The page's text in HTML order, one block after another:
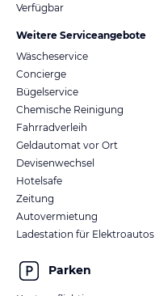
Verfügbar
Weitere Serviceangebote
Wäscheservice
Concierge
Bügelservice
Chemische Reinigung
Fahrradverleih
Geldautomat vor Ort
Devisenwechsel
Hotelsafe
Zeitung
Autovermietung
Ladestation für Elektroautos
Parken